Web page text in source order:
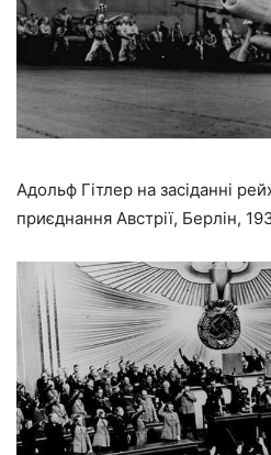
Адольф Гітлер на засіданні
приєднання Австрії, Берлін,